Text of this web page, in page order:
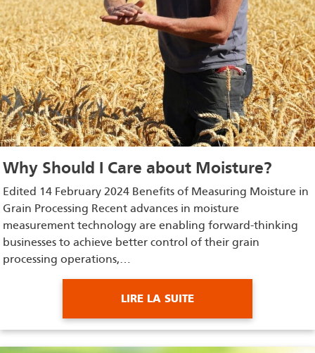
Why Should I Care about Moisture?
Edited 14 February 2024 Benefits of Measuring Moisture in
Grain Processing Recent advances in moisture
measurement technology are enabling forward-thinking
businesses to achieve better control of their grain
processing operations,…
LIRE LA SUITE